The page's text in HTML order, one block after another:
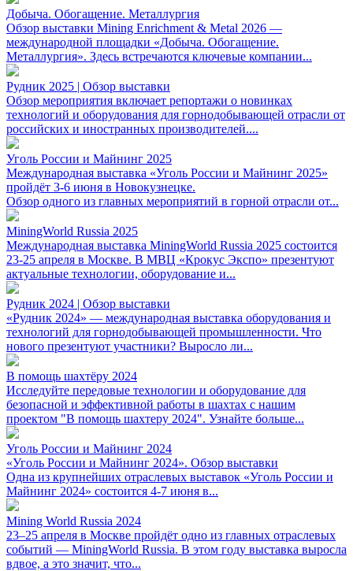
Добыча. Обогащение. Металлургия
Обзор выставки Mining Enrichment & Metal 2026 —
международной площадки «Добыча. Обогащение.
Металлургия». Здесь встречаются ключевые компании...
Рудник 2025 | Обзор выставки
Обзор мероприятия включает репортажи о новинках
технологий и оборудования для горнодобывающей отрасли от
российских и иностранных производителей....
Уголь России и Майнинг 2025
Международная выставка «Уголь России и Майнинг 2025»
пройдёт 3-6 июня в Новокузнецке.
Обзор одного из главных мероприятий в горной отрасли от...
MiningWorld Russia 2025
Международная выставка MiningWorld Russia 2025 состоится
23-25 апреля в Москве. В МВЦ «Крокус Экспо» презентуют
актуальные технологии, оборудование и...
Рудник 2024 | Обзор выставки
«Рудник 2024» — международная выставка оборудования и
технологий для горнодобывающей промышленности. Что
нового презентуют участники? Выросло ли...
В помощь шахтёру 2024
Исследуйте передовые технологии и оборудование для
безопасной и эффективной работы в шахтах с нашим
проектом "В помощь шахтеру 2024". Узнайте больше...
Уголь России и Майнинг 2024
«Уголь России и Майнинг 2024». Обзор выставки
Одна из крупнейших отраслевых выставок «Уголь России и
Майнинг 2024» состоится 4-7 июня в...
Mining World Russia 2024
23–25 апреля в Москве пройдёт одно из главных отраслевых
событий — MiningWorld Russia. В этом году выставка выросла
вдвое, а это значит, что...